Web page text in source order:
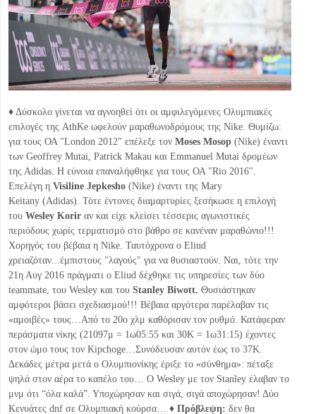
♦ Δύσκολο γίνεται να αγνοηθεί ότι οι αμφιλεγόμενες Ολυμπιακές
επιλογές της AthΚe ωφελούν μαραθωνοδρόμους της Nike. Θυμίζω:
για τους ΟΑ "London 2012" επέλεξε τον Moses Mosop (Nike) έναντι
των Geoffrey Mutai, Patrick Makau και Emmanuel Mutai δρομέων
της Αdidas. Η εύνοια επαναλήφθηκε για τους ΟΑ "Rio 2016".
Eπελέγη η Visiline Jepkesho (Nike) έναντι της Mary
Keitany (Αdidas). Τότε έντονες διαμαρτυρίες ξεσήκωσε η επιλογή
του Wesley Korir αν και είχε κλείσει τέσσερις αγωνιστικές
περιόδους χωρίς τερματισμό στο βάθρο σε κανέναν μαραθώνιο!!!
Χορηγός του βέβαια η Nike. Ταυτόχρονα ο Eliud
χρειαζόταν...έμπιστους "λαγούς" για να θυσιαστούν. Ναι, τότε την
21η Αυγ 2016 πράγματι ο Eliud δέχθηκε τις υπηρεσίες των δύο
teammate, του Wesley και του Stanley Biwott. Θυσιάστηκαν
αμφότεροι βάσει σχεδιασμού!!! Βέβαια αργότερα παρέλαβαν τις
«αμοιβές» τους…Από το 20ο χλμ καθόρισαν τον ρυθμό. Κατάφεραν
περάσματα νίκης (21097μ = 1ω05:55 και 30Κ = 1ω31:15) έχοντες
στον ώμο τους τον Kipchoge…Συνόδευσαν αυτόν έως το 37Κ.
Δεκάδες μέτρα μετά ο Ολυμπιονίκης έριξε το «σύνθημα»: πέταξε
ψηλά στον αέρα το καπέλο του… Ο Wesley με τον Stanley έλαβαν το
μνμ ότι “όλα καλά”. Υποχώρησαν και σιγά, σιγά αποχώρησαν! Δύο
Κενυάτες dnf σε Ολυμπιακή κούρσα… ♦ Πρόβλεψη: δεν θα